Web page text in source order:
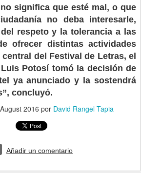
significa que esté mal, o que
no deba interesarle,
respeto y la tolerancia a las
ofrecer distintas actividades
del Festival de Letras, el
Potosí tomó la decisión de
ya anunciado y la sostendrá
concluyó.
2016 por David Rangel Tapia
Añadir un comentario